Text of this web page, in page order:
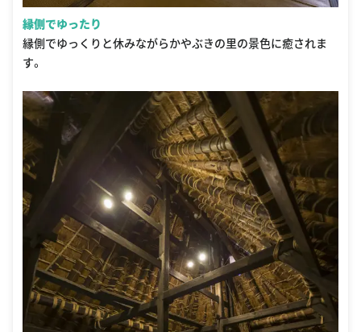
縁側でゆったり
縁側でゆっくりと休みながらかやぶきの里の景色に癒されま
す。